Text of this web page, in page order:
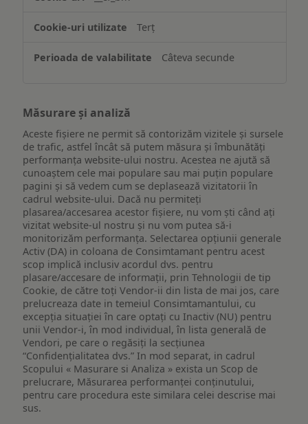
ului
Terț
Câteva secunde
Măsurare și analiză
Aceste fișiere ne permit să contorizăm vizitele și sursele
de trafic, astfel încât să putem măsura și îmbunătăți
performanța website-ului nostru. Acestea ne ajută să
cunoaștem cele mai populare sau mai puțin populare
pagini și să vedem cum se deplasează vizitatorii în
cadrul website-ului. Dacă nu permiteți
plasarea/accesarea acestor fișiere, nu vom ști când ați
vizitat website-ul nostru și nu vom putea să-i
monitorizăm performanța. Selectarea opțiunii generale
Activ (DA) in coloana de Consimtamant pentru acest
scop implică inclusiv acordul dvs. pentru
plasare/accesare de informații, prin Tehnologii de tip
Cookie, de către toți Vendor-ii din lista de mai jos, care
prelucreaza date in temeiul Consimtamantului, cu
excepția situației în care optați cu Inactiv (NU) pentru
unii Vendor-i, în mod individual, în lista generală de
Vendori, pe care o regăsiți la secțiunea
“Confidențialitatea dvs.” In mod separat, in cadrul
Scopului « Masurare si Analiza » exista un Scop de
prelucrare, Măsurarea performanței conținutului,
pentru care procedura este similara celei descrise mai
sus.